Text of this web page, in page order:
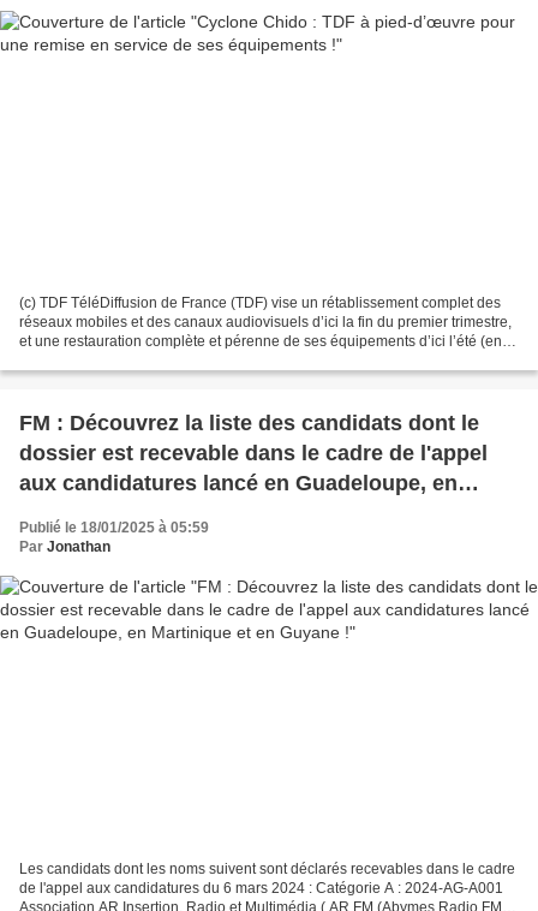
(c) TDF TéléDiffusion de France (TDF) vise un rétablissement complet des
réseaux mobiles et des canaux audiovisuels d’ici la fin du premier trimestre,
et une restauration complète et pérenne de ses équipements d’ici l’été (entre
FM : Découvrez la liste des candidats dont le
dossier est recevable dans le cadre de l'appel
aux candidatures lancé en Guadeloupe, en
Martinique et en Guyane !
Publié le 18/01/2025 à 05:59
Par Jonathan
Les candidats dont les noms suivent sont déclarés recevables dans le cadre
de l'appel aux candidatures du 6 mars 2024 : Catégorie A : 2024-AG-A001
Association AR Insertion, Radio et Multimédia ( AR FM (Abymes Radio FM) )